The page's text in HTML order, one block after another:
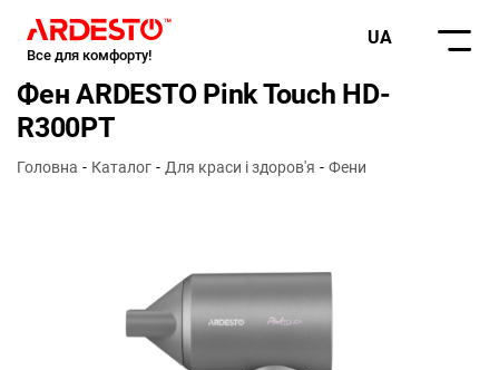
Все для комфорту!
UA
Фен ARDESTO Pink Touch HD-
R300PT
Головна Каталог Для краси і здоров'я Фени